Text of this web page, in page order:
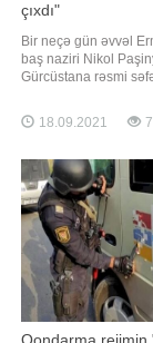
çıxdı"
Bir neçə gün əvvəl
baş naziri Nikol
Gürcüstana rəsmi
Rəsmi məlumata
Gürcüstanın baş
səfər Ermənistan
əhəmiyyətli bir
də bəzi Rusiy
18.09.2021